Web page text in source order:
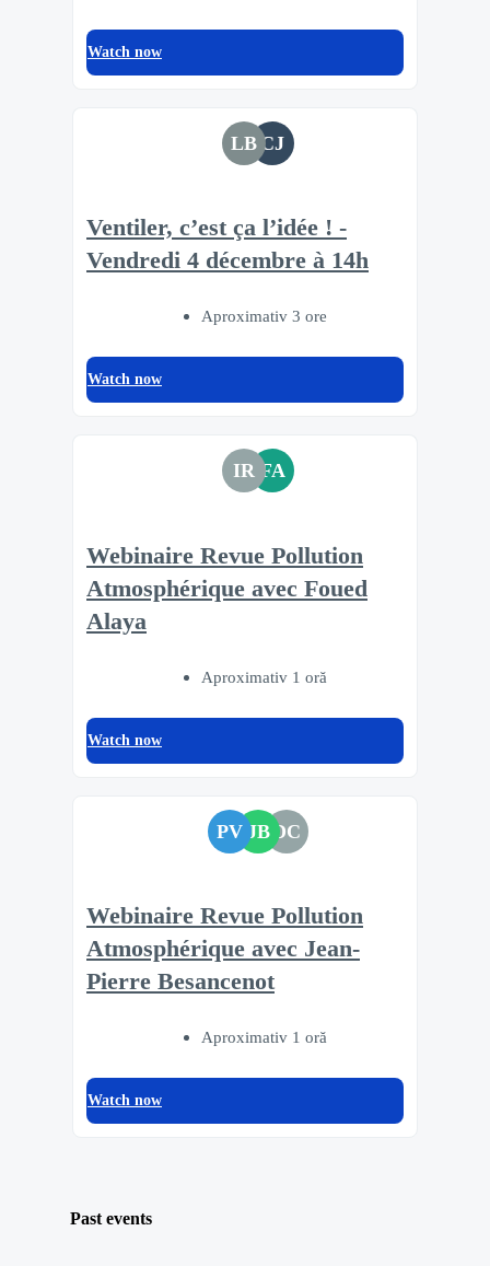
Watch now
LB CJ
Ventiler, c’est ça l’idée ! -
Vendredi 4 décembre à 14h
Aproximativ 3 ore
Watch now
IR FA
Webinaire Revue Pollution
Atmosphérique avec Foued
Alaya
Aproximativ 1 oră
Watch now
PV JB DC
Webinaire Revue Pollution
Atmosphérique avec Jean-
Pierre Besancenot
Aproximativ 1 oră
Watch now
Past events